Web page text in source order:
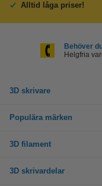
Alltid låga priser!
Behöver
Helgfria
3D skrivare
Populära märken
3D filament
3D skrivardelar